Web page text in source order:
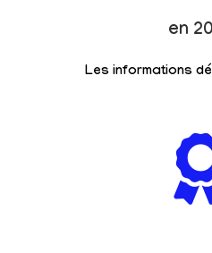
en
Les informations